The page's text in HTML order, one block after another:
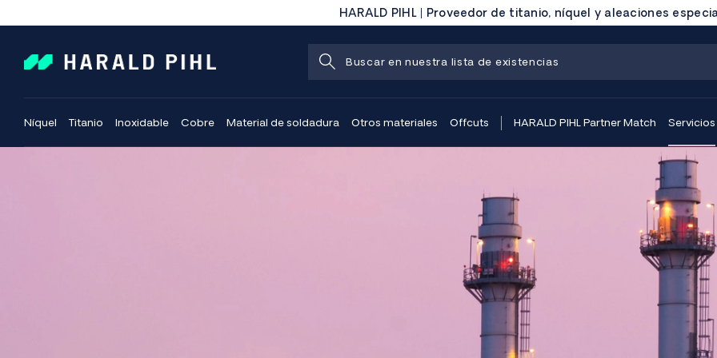
HARALD PIHL | Proveedor de titanio, níquel y aleaciones
Níquel Titanio Inoxidable Cobre Material de soldadura Otros materiales Offcuts HARALD PIHL Partner Match Servicios